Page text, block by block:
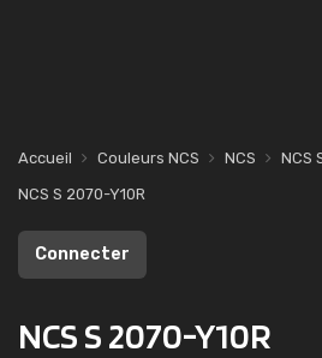
Accueil Couleurs NCS NCS
NCS
NCS S 2070-Y10R
Connecter
NCS S 2070-Y10R